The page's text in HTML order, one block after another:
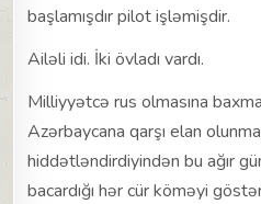
başlamışdır pilot işləmişdir.
Ailəli idi. İki övladı vardı.
Milliyyətcə rus olmasına
Azərbaycana qarşı elan
hiddətləndirdiyindən bu ağır
bacardığı hər cür köməyi